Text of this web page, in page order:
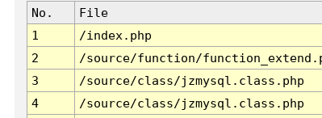
No. File
1
/index.php
2
/source/function/
3
/source/class/jzmysql.class.php
4
/source/class/jzmysql.class.php